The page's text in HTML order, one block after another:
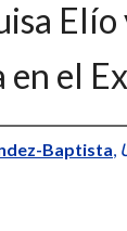
Elío
en el
Baptista,